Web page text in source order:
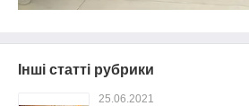
Інші статті рубрики
25.06.2021